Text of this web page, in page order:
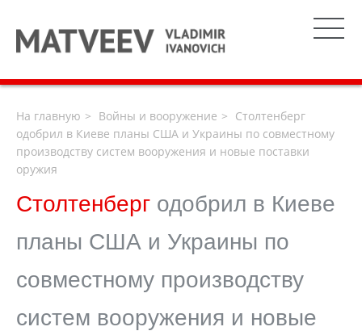
На главную Войны и вооружение
Столтенберг
одобрил в Киеве планы США и Украины по совместному
производству систем вооружения и новые поставки
оружия
Столтенберг одобрил в Киеве
планы США и Украины по
совместному производству
систем вооружения и новые